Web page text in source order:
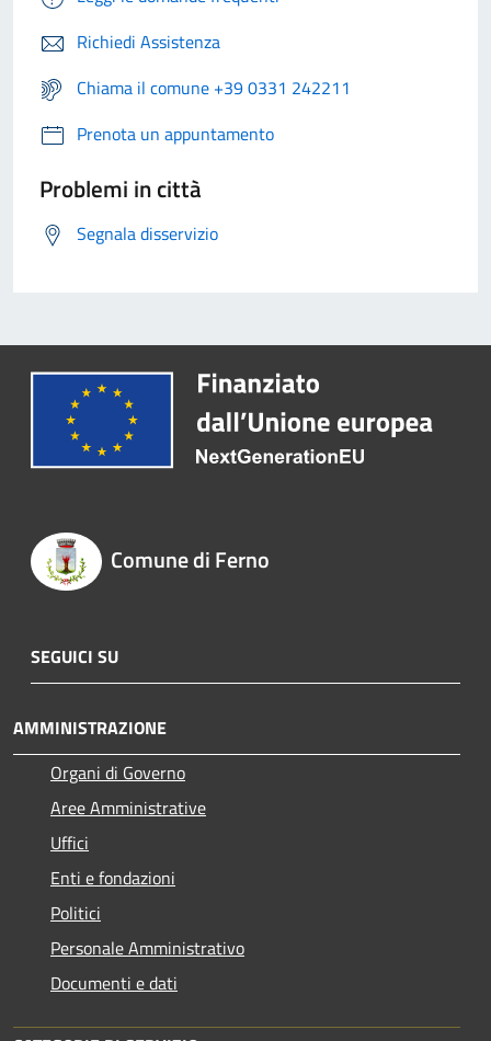
Richiedi Assistenza
Chiama il comune +39 0331 242211
Prenota un appuntamento
Problemi in città
Segnala disservizio
Comune di Ferno
SEGUICI SU
AMMINISTRAZIONE
Organi di Governo
Aree Amministrative
Uffici
Enti e fondazioni
Politici
Personale Amministrativo
Documenti e dati